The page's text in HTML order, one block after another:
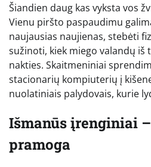
Šiandien daug kas vyksta vos
Vienu piršto paspaudimu
naujausias naujienas, stebėti
sužinoti, kiek miego valandų iš
nakties. Skaitmeniniai
stacionarių kompiuterių į
nuolatiniais palydovais, kurie
Išmanūs įrenginiai
pramoga